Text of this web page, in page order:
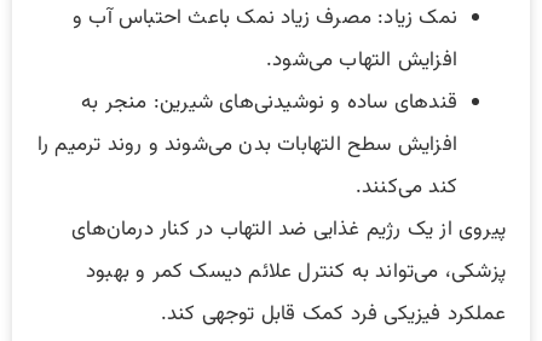
نمک زیاد: مصرف زیاد نمک باعث احتباس آب و
افزایش التهاب می‌شود.
قندهای ساده و نوشیدنی‌های شیرین: منجر به
افزایش سطح التهابات بدن می‌شوند و روند ترمیم را
کند می‌کنند.
پیروی از یک رژیم غذایی ضد التهاب در کنار درمان‌های
پزشکی، می‌تواند به کنترل علائم دیسک کمر و بهبود
عملکرد فیزیکی فرد کمک قابل توجهی کند.